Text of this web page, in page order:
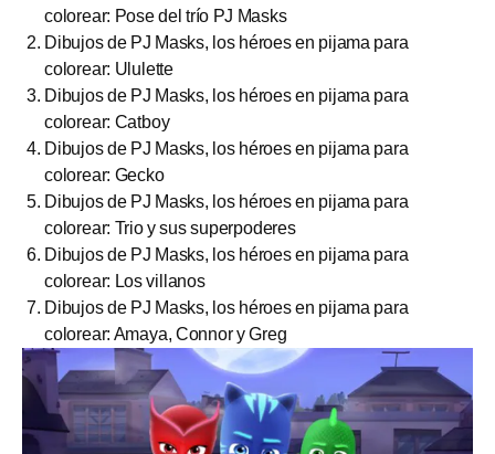
colorear: Pose del trío PJ Masks
Dibujos de PJ Masks, los héroes en pijama para
colorear: Ululette
Dibujos de PJ Masks, los héroes en pijama para
colorear: Catboy
Dibujos de PJ Masks, los héroes en pijama para
colorear: Gecko
Dibujos de PJ Masks, los héroes en pijama para
colorear: Trio y sus superpoderes
Dibujos de PJ Masks, los héroes en pijama para
colorear: Los villanos
Dibujos de PJ Masks, los héroes en pijama para
colorear: Amaya, Connor y Greg